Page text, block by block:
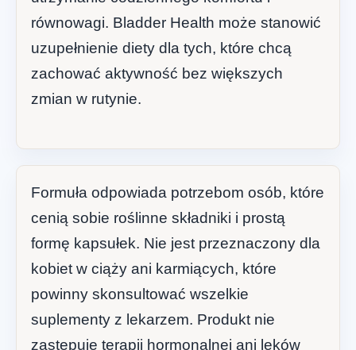
równowagi. Bladder Health może stanowić
uzupełnienie diety dla tych, które chcą
zachować aktywność bez większych
zmian w rutynie.
Formuła odpowiada potrzebom osób, które
cenią sobie roślinne składniki i prostą
formę kapsułek. Nie jest przeznaczony dla
kobiet w ciąży ani karmiących, które
powinny skonsultować wszelkie
suplementy z lekarzem. Produkt nie
zastępuje terapii hormonalnej ani leków